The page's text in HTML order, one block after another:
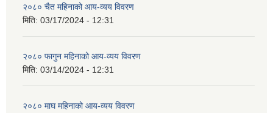
२०८० चैत महिनाको आय-व्यय विवरण
मिति: 03/17/2024 - 12:31
२०८० फागुन महिनाको आय-व्यय विवरण
मिति: 03/14/2024 - 12:31
२०८० माघ महिनाको आय-व्यय विवरण